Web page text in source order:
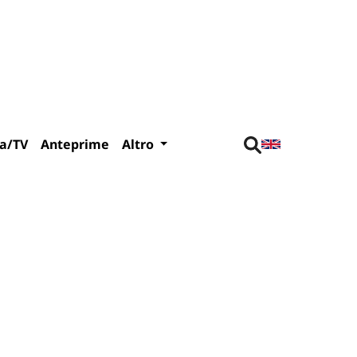
TV Anteprime Altro